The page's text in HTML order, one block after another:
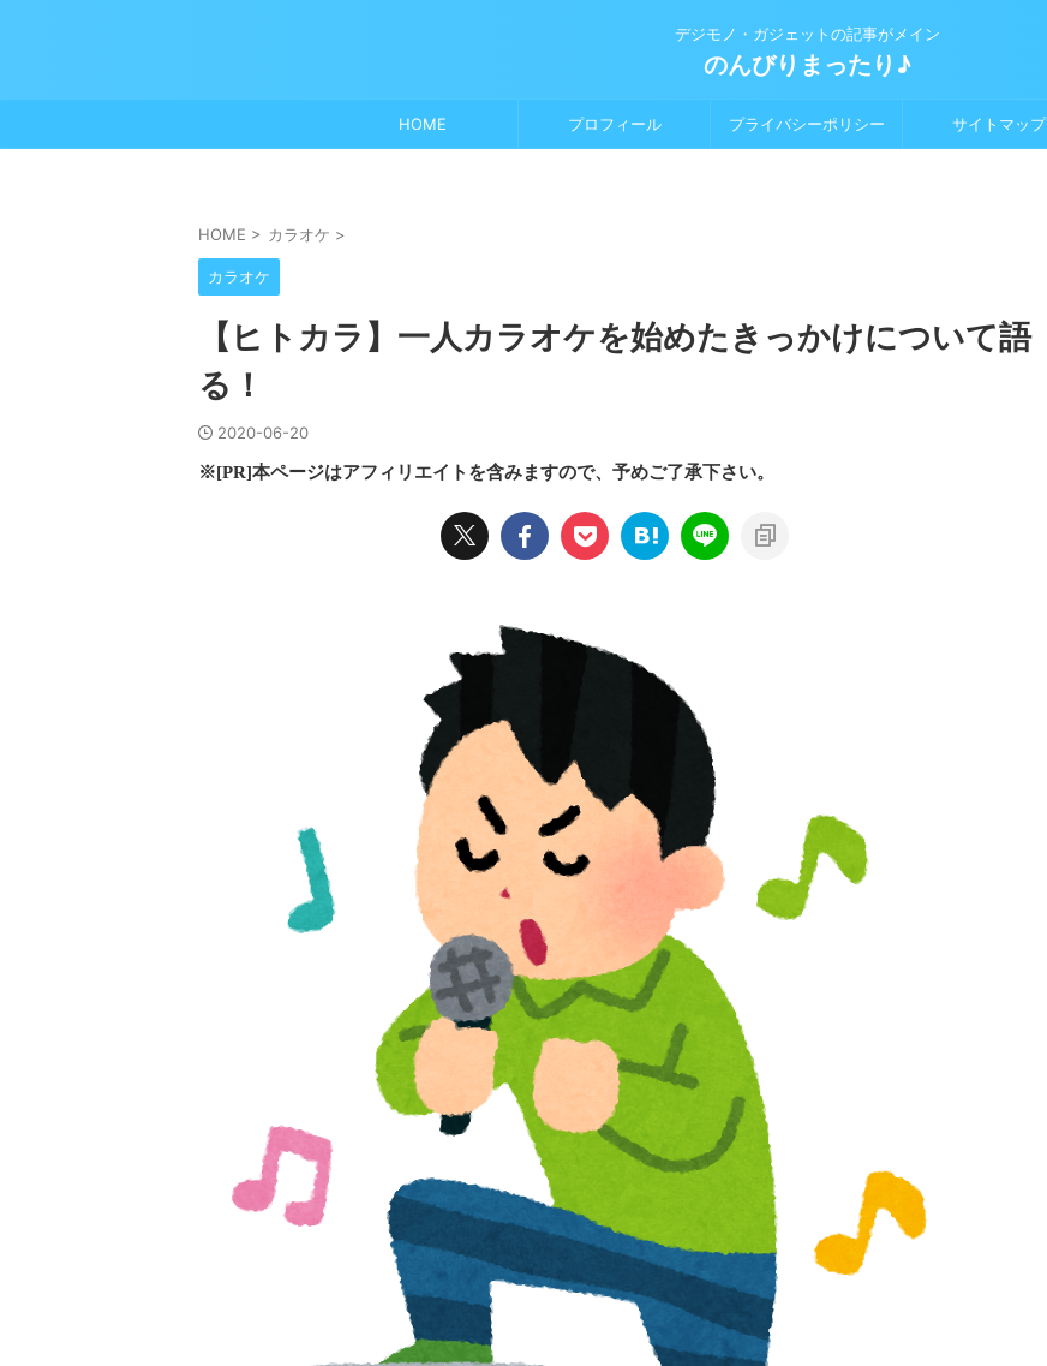
デジモノ・ガジェットの記事がメイン
のんびりまったり♪
HOME プロフィール プライバシーポリシー サイトマップ
HOME > カラオケ >
カラオケ
【ヒトカラ】一人カラオケを始めたきっかけについて語
る！
2020-06-20
※[PR]本ページはアフィリエイトを含みますので、予めご了承下さい。